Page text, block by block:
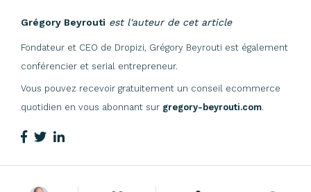
Grégory Beyrouti est l'auteur de cet article
Fondateur et CEO de Dropizi, Grégory Beyrouti est également
conférencier et serial entrepreneur.
Vous pouvez recevoir gratuitement un conseil ecommerce
quotidien en vous abonnant sur gregory-beyrouti.com.